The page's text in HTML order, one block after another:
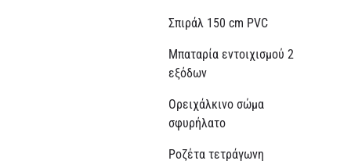
Σπιράλ 150 cm PVC
Μπαταρία εντοιχισμού 2
εξόδων
Ορειχάλκινο σώμα
σφυρήλατο
Ροζέτα τετράγωνη